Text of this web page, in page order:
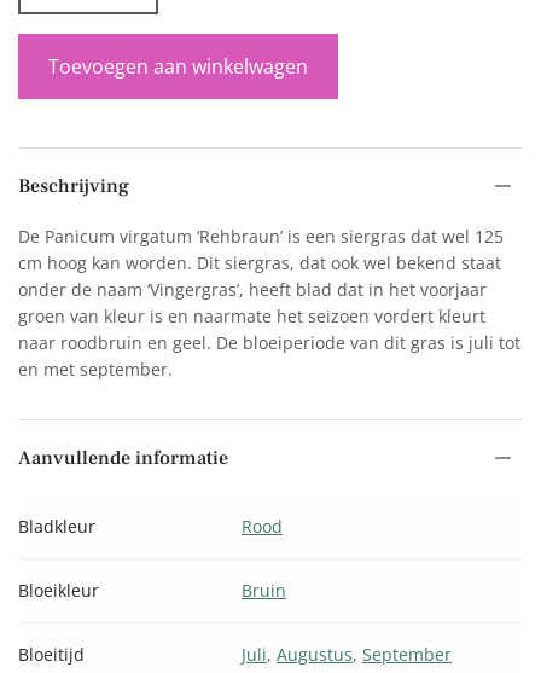
Toevoegen aan winkelwagen
Beschrijving
De Panicum virgatum ‘Rehbraun’ is een siergras dat wel 125
cm hoog kan worden. Dit siergras, dat ook wel bekend staat
onder de naam ‘Vingergras’, heeft blad dat in het voorjaar
groen van kleur is en naarmate het seizoen vordert kleurt
naar roodbruin en geel. De bloeiperiode van dit gras is juli tot
en met september.
Aanvullende informatie
Bladkleur Rood
Bloeikleur Bruin
Bloeitijd Juli,Augustus,September